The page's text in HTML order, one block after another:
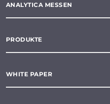
ANALYTICA MESSEN
PRODUKTE
WHITE PAPER